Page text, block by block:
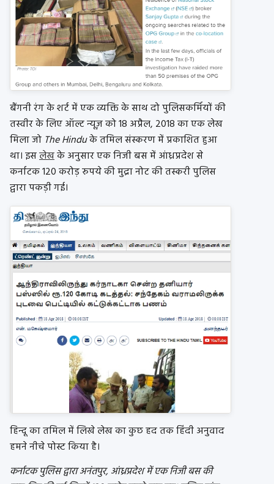
बैंगनी रंग के शर्ट में एक व्यक्ति के साथ दो पुलिसकर्मियों की
तस्वीर के लिए ऑल्ट न्यूज़ को 18 अप्रैल, 2018 का एक लेख
मिला जो The Hinduके तमिल संस्करण में प्रकाशित हुआ
था। इसलेखके अनुसार एक निजी बस में आंध्रप्रदेश से
कर्नाटक 120 करोड़ रुपये की मुद्रा नोट की तस्करी पुलिस
द्वारा पकड़ी गई।
हिन्दू का तमिल में लिखे लेख का कुछ हद तक हिंदी अनुवाद
हमने नीचे पोस्ट किया है।
कर्नाटक पुलिस द्वारा अनंतपुर, आंध्रप्रदेश में एक निजी बस की